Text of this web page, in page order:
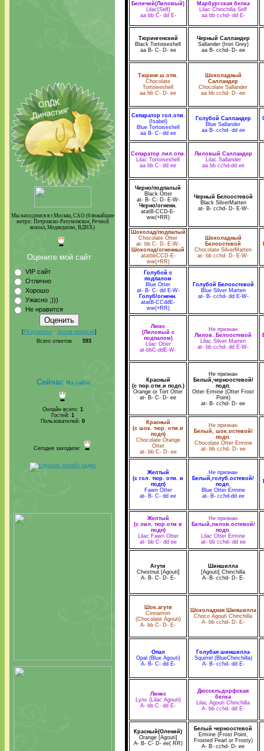
Мы находимся в г.Москва, САО (ближайшие
метро: Петровско-Разумовское, Речной
вокзал, Медведково, ВДНХ)
Оцените мой сайт
VIP сайт
Отлично
Хорошо
Ужасно ;)))
Не нравится
[Результаты · Архив опросов]
Всего ответов
593
Сейчас на сайте:
Онлайн всего: 1
Гостей: 1
Пользователей: 0
Сегодня заходили:
Беличий(Лиловый)
Lilac[Self]
aa bb C- dd E-
Марбургская белка
Lilac Chinchilla Self
aa bb cchd- dd E-
Тюрингенский
Black Tortoiseshell
aa B- C- D- ee
Черный Салландер
Sallander (Iron Grey)
aa B- cchd- D- ee
Тюринг.ш.отм.
Chocolate
Tortoiseshell
aa bb C- D- ee
Шоколадный
Салландер
Chocolate Sallander
aa bb cchd- D- ee
Сепаратор гол.отм.
(Isabel)
Blue Tortoiseshell
aa B- C- dd ee
Голубой Салландер
Blue Sallander
aa B- cchd- dd ee
Сепаратор лил.отм.
Lilac Tortoiseshell
aa bb C- dd ee
Лиловый Салландер
Lilac Sallander
aa bb cchd-dd ee
Черно/подпалый
Black Otter
at- B- C- D- E-W-
Черно/огненн.
atatB-CCD-E-
ww(+RR)
Черный Белоостевой
Black SilverMarten
at- B- cchd- D- E-W-
Шоколад/подпалый
Chocolate Otter
at- bb C- D- E-W-
Шоколад/огненный
atatbbCCD-E-
ww(+RR)
Шоколадный
Белоостевой
Chocolate SilverMarten
at- bb cchd- D- E-W-
Голубой с
подпалом
Blue Otter
at- B- C- dd E-W-
Голуб/огненн.
atatB-CCddE-
ww(+RR)
Голубой Белоостевой
Blue Silver Marten
at- B- cchd- dd E-W-
Люкс
(Лиловый с
подпалом)
Lilac Otter
at-bbC-ddE-W-
Не признан
Лилов. Белоостевой
Lilac Silver Marten
at- bb cchd- dd E-W-
Красный
(с тюр.отм.и подп.)
Orange or Tort Otter
at- B- C- D- ee
Не признан
Белый,черноостевой/
подп.
Otter Ermine (Otter Frost
Point)
at- B- cchd- D- ee
Красный
(с шок. тюр. отм.и
подп)
Chocolate Orange
Otter
at- bb C- D- ee
Не признан
Белый, шок.остевой/
подп.
Chocolate Otter Ermine
at- bb cchd- D- ee
Желтый
(с гол. тюр. отм. и
подп)
Fawn Otter
at- B- C- dd ee
Не признан
Белый,голуб.остевой/
подп.
Blue Otter Ermine
at- B- cchd-dd ee
Желтый
(с лил. тюр.отм и
подп)
Lilac Fawn Otter
at- bb C- dd ee
Не признан
Белый,лилов.остевой/
подп.
Lilac Otter Ermine
at- bb cchd- dd ee
Агути
Chestnut [Agouti]
A- B- C- D- E-
Шиншилла
[Agouti] Chinchilla
A- B- cchd- D- E-
Шок.агути
Cinnamon
(Chocolate Agouti)
A- bb C- D- E-
Шоколадная Шиншилла
Choco Agouti Chinchilla
A- bb cchd- D- E-
Опал
Opal (Blue Agouti)
A- B- C- dd E-
Голубая шиншилла
Squirrel (BlueChinchilla)
A- B- cchd- dd E-
Линкс
Lynx (Lilac Agouti)
A- bb C- dd E-
Дюссельдорфская
белка
Lilac Agouti Chinchilla
A- bb cchd- dd E-
Красный(Олений)
Orange [Agouti]
A- B- C- D- ee( RR)
Белый черноостевой
Ermine (Frost Point,
Frosted Pearl or Frosty)
A- B- cchd- D- ee